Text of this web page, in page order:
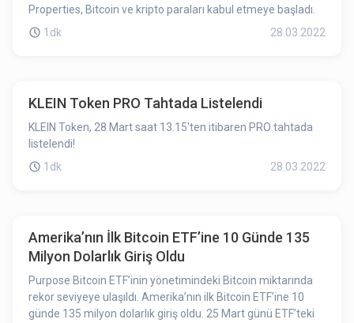
Properties, Bitcoin ve kripto paraları kabul etmeye başladı.
1dk
28.03.2022
KLEIN Token PRO Tahtada Listelendi
KLEIN Token, 28 Mart saat 13.15'ten itibaren PRO tahtada
listelendi!
1dk
28.03.2022
Amerika’nın İlk Bitcoin ETF’ine 10 Günde 135
Milyon Dolarlık Giriş Oldu
Purpose Bitcoin ETF’inin yönetimindeki Bitcoin miktarında
rekor seviyeye ulaşıldı. Amerika’nın ilk Bitcoin ETF’ine 10
günde 135 milyon dolarlık giriş oldu. 25 Mart günü ETF’teki